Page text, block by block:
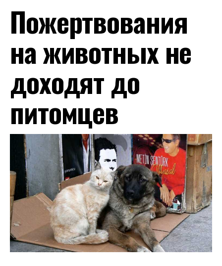
Пожертвования
на животных не
доходят до
питомцев